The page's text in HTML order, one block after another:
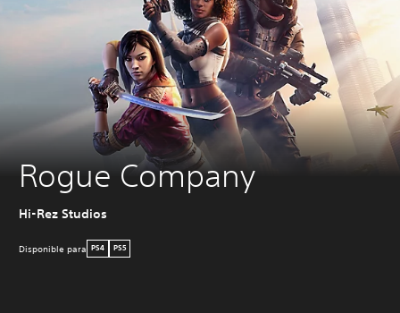
Rogue Company
Hi-Rez Studios
Disponible para PS4 PS5